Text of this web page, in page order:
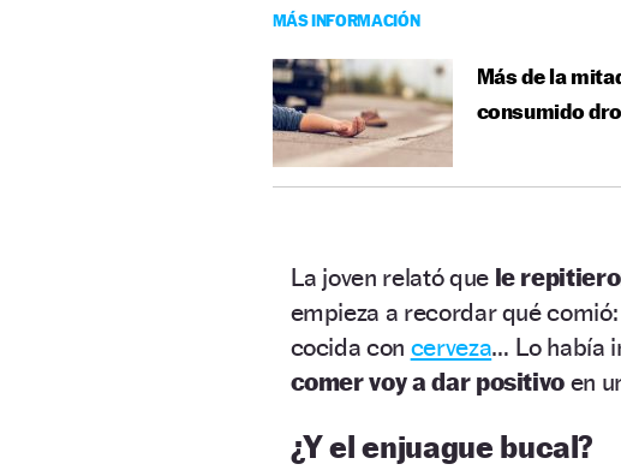
MÁS INFORMACIÓN
Más de la
consumido
La joven relató quele
empieza a recordar qué
cocida con cerveza… Lo había
comer voy a dar positivo en
¿Y el enjuague bucal?